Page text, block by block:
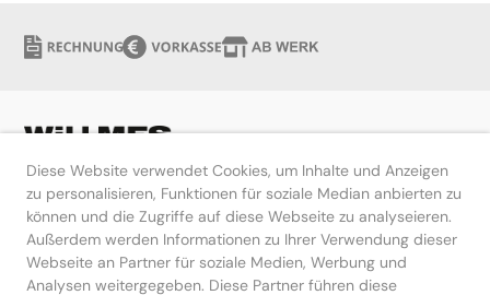
Diese Website verwendet Cookies, um Inhalte und Anzeigen
zu personalisieren, Funktionen für soziale Median anbierten zu
können und die Zugriffe auf diese Webseite zu analyseieren.
Außerdem werden Informationen zu Ihrer Verwendung dieser
Webseite an Partner für soziale Medien, Werbung und
Analysen weitergegeben. Diese Partner führen diese
Hilfe
Kontakt